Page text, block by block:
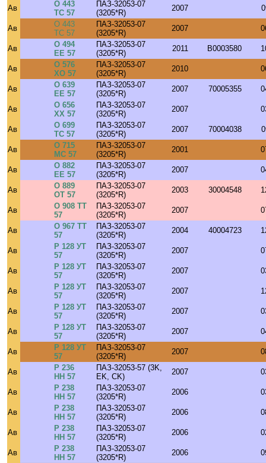
Ав
О 443
ТС 57
ПАЗ-32053-07
(3205*R)
2007
Ав
О 443
ТС 57
ПАЗ-32053-07
(3205*R)
2007
Ав
О 494
ЕЕ 57
ПАЗ-32053-07
(3205*R)
2011 B0003580
Ав
О 576
ХО 57
ПАЗ-32053-07
(3205*R)
2010
Ав
О 639
ЕЕ 57
ПАЗ-32053-07
(3205*R)
2007 70005355
Ав
О 656
ХХ 57
ПАЗ-32053-07
(3205*R)
2007
Ав
О 699
ТС 57
ПАЗ-32053-07
(3205*R)
2007 70004038
Ав
О 715
МС 57
ПАЗ-32053-07
(3205*R)
2001
Ав
О 882
ЕЕ 57
ПАЗ-32053-07
(3205*R)
2007
Ав
О 889
ОТ 57
ПАЗ-32053-07
(3205*R)
2003 30004548
Ав
О 908 ТТ
57
ПАЗ-32053-07
(3205*R)
2007
Ав
О 967 ТТ
57
ПАЗ-32053-07
(3205*R)
2004 40004723
Ав
Р 128 УТ
57
ПАЗ-32053-07
(3205*R)
2007
Ав
Р 128 УТ
57
ПАЗ-32053-07
(3205*R)
2007
Ав
Р 128 УТ
57
ПАЗ-32053-07
(3205*R)
2007
Ав
Р 128 УТ
57
ПАЗ-32053-07
(3205*R)
2007
Ав
Р 128 УТ
57
ПАЗ-32053-07
(3205*R)
2007
Ав
Р 128 УТ
57
ПАЗ-32053-07
(3205*R)
2007
Ав
Р 236
НН 57
ПАЗ-32053-57 (3K,
EK, CK)
2007
Ав
Р 238
НН 57
ПАЗ-32053-07
(3205*R)
2006
Ав
Р 238
НН 57
ПАЗ-32053-07
(3205*R)
2006
Ав
Р 238
НН 57
ПАЗ-32053-07
(3205*R)
2006
Ав
Р 238
НН 57
ПАЗ-32053-07
(3205*R)
2006